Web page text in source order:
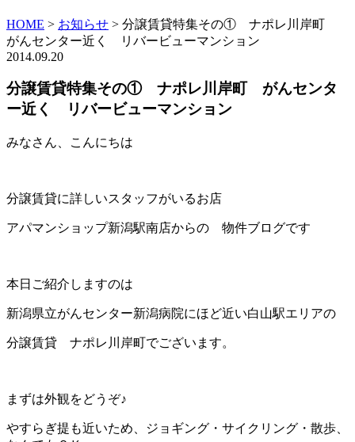
HOME > お知らせ > 分譲賃貸特集その① ナポレ川岸町
がんセンター近く リバービューマンション
2014.09.20
分譲賃貸特集その① ナポレ川岸町 がんセンタ
ー近く リバービューマンション
みなさん、こんにちは
分譲賃貸に詳しいスタッフがいるお店
アパマンショップ新潟駅南店からの 物件ブログです
本日ご紹介しますのは
新潟県立がんセンター新潟病院にほど近い白山駅エリアの
分譲賃貸 ナポレ川岸町でございます。
まずは外観をどうぞ♪
やすらぎ提も近いため、ジョギング・サイクリング・散歩、